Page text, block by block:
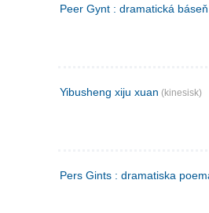
Peer Gynt : dramatická
Yibusheng xiju xuan (kinesisk)
Pers Gints : dramatiska